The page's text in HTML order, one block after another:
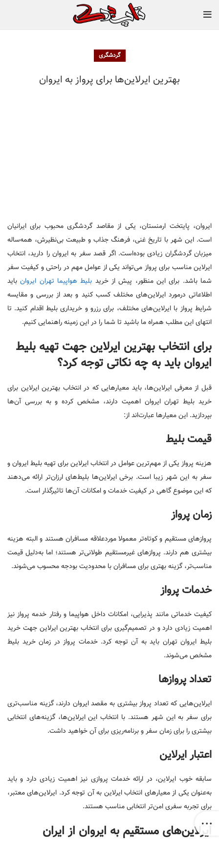
گردشگری
بهترین ایرلاین‌ها برای پرواز به ایروان
ایروان، پایتخت ارمنستان، یکی از مقاصد گردشگری محبوب برای ایرانیان
است. این شهر با تاریخ غنی، فرهنگ جذاب و طبیعت بی‌نظیرش، ‌همه‌ساله
میزبان گردشگران زیادی بوده‌است. اگر قصد سفر به ایروان را دارید، انتخاب
ایرلاین مناسب برای پرواز می‌تواند یکی از عوامل مهم در راحتی و کیفیت سفر
شما باشد. برای ‌این منظور، پیش از خرید بلیط هواپیما تهران ایروانباید
اطلاعاتی درمورد ایرلاین‌های مختلف کسب کنید و بعد از بررسی و مقایسه
شرایط پرواز با ایرلاین‌های مختلف، برای رزرو و خریداری بلیط اقدام کنید. تا
انتهای این مطلب همراه ما باشید تا شما را در این زمینه راهنمایی کنیم.
برای انتخاب بهترین ایرلاین جهت تهیه بلیط
ایروان باید به چه نکاتی توجه کرد؟
قبل از معرفی ایرلاین‌ها، باید معیارهایی که در انتخاب بهترین ایرلاین برای
خرید بلیط تهران ایروان اهمیت دارند، مشخص کرده و به بررسی آن‌ها
بپردازید. این معیارها عبارت‌اند از:
قیمت بلیط
هزینه پرواز یکی از مهم‌ترین عوامل در انتخاب ایرلاین برای تهیه بلیط ایروان و
سفر به این شهر زیبا است. برخی ایرلاین‌ها بلیط‌های ارزان‌تر ارائه می‌دهند
که این موضوع گاهی در کیفیت خدمات و امکانات آن‌ها تاثیرگذار است.
زمان پرواز
پروازهای مستقیم و کوتاه‌تر معمولا موردعلاقه مسافران هستند و البته هزینه
بیشتری هم دارند. پروازهای غیرمستقیم طولانی‌تر هستند؛ اما به‌دلیل قیمت
مناسب‌تر، گزینه بهتری برای مسافران با محدودیت بودجه محسوب می‌شوند.
خدمات پرواز
کیفیت خدماتی مانند پذیرایی، امکانات داخل هواپیما و رفتار خدمه پرواز نیز
اهمیت زیادی دارد و در تصمیم‌گیری برای انتخاب بهترین ایرلاین جهت خرید
بلیط ایروان تهران باید به آن توجه کرد. خدمات پرواز در زمان خرید بلیط
مشخص می‌شوند.
تعداد پروازها
ایرلاین‌هایی که تعداد پرواز بیشتری به مقصد ایروان دارند، گزینه مناسب‌تری
برای سفر به این شهر هستند. با انتخاب این ایرلاین‌ها، گزینه‌های انتخابی
بیشتری را برای زمان سفر و برنامه‌ریزی برای آن خواهید داشت.
اعتبار ایرلاین
سابقه خوب ایرلاین، در ارائه خدمات پروازی نیز اهمیت زیادی دارد و باید
به‌عنوان یکی از معیارهای انتخاب ایرلاین به آن توجه کرد. ایرلاین‌های معتبر،
برای تجربه سفری امن‌تر انتخابی مناسب هستند.
ایرلاین‌های مستقیم به ایروان از ایران